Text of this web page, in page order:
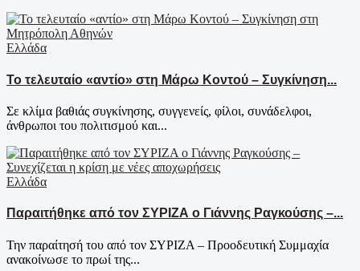
Ελλάδα
Το τελευταίο «αντίο» στη Μάρω Κοντού – Συγκίνηση...
Σε κλίμα βαθιάς συγκίνησης, συγγενείς, φίλοι, συνάδελφοι,
άνθρωποι του πολιτισμού και...
Ελλάδα
Παραιτήθηκε από τον ΣΥΡΙΖΑ ο Γιάννης Ραγκούσης –...
Την παραίτησή του από τον ΣΥΡΙΖΑ – Προοδευτική Συμμαχία
ανακοίνωσε το πρωί της...